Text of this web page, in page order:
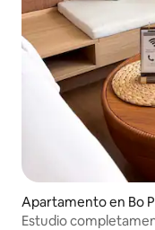
Apartamento en Bo
Estudio